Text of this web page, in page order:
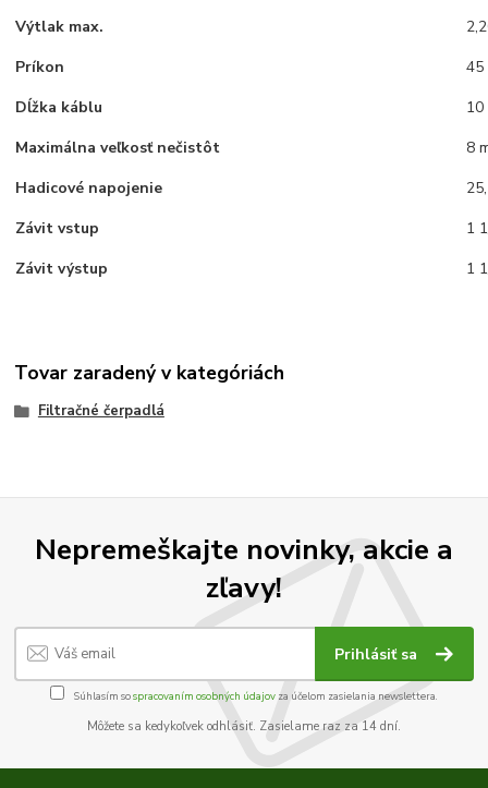
Výtlak max.
Príkon
Dĺžka káblu
10
Maximálna veľkosť nečistôt
8
Hadicové napojenie
Závit vstup
1
Závit výstup
1
Tovar zaradený v kategóriách
Filtračné čerpadlá
Nepremeškajte novinky, akcie a
zľavy!
Prihlásiť sa
Súhlasím sospracovaním osobných údajov za účelom zasielania newslettera.
Môžete sa kedykoľvek odhlásiť. Zasielame raz za 14 dní.